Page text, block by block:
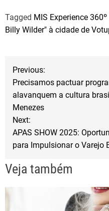
c
e
o
k
i
t
r
a
r
Tagged MIS Experience
Billy Wilder" à cidade de
N
g
a
Previous:
Precisamos pactuar
alavanquem a cultura
Menezes
Next:
APAS SHOW 2025:
para Impulsionar o Varejo
Veja também